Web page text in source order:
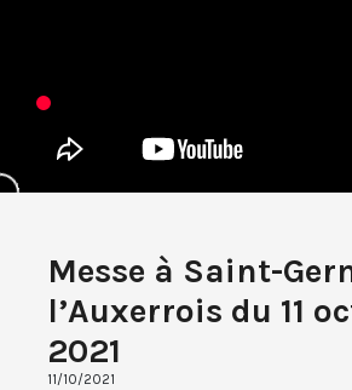
Messe à Saint-
l’Auxerrois du 11
2021
11/10/2021